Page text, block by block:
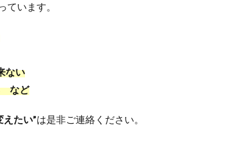
ています。
ない
など
たい”は是非ご連絡ください。